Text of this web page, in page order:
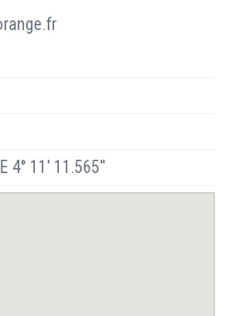
4° 11' 11.565''